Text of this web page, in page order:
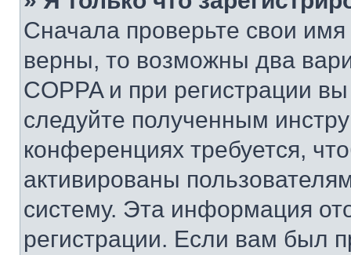
Сначала проверьте свои
верны, то возможны два
COPPA и при регистрации
следуйте полученным
конференциях требуется,
активированы
систему. Эта информация
регистрации. Если вам был